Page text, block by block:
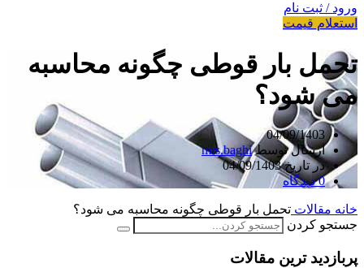
ورود / ثبت نام
استعلام قیمت
تحمل بار قوطی چگونه محاسبه
می شود؟
04/09/1403
ارسال توسط mrs.baghi
در تاریخ 04/09/1403
0 دیدگاه
خانه مقالات تحمل بار قوطی چگونه محاسبه می شود؟
جستجو کردن
پربازدید ترین مقالات